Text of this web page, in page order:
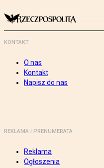
KONTAKT
O nas
Kontakt
Napisz do nas
REKLAMA I PRENUMERATA
Reklama
Ogłoszenia